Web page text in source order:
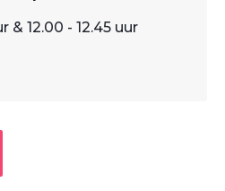
& 12.00 - 12.45 uur